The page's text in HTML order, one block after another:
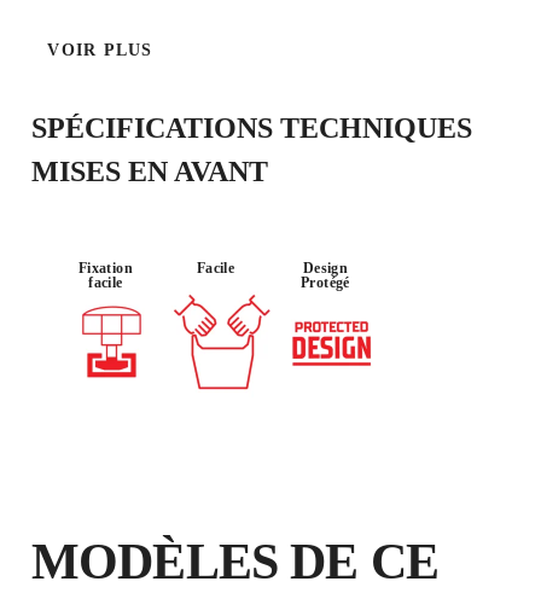
OCCASIONN
EL
EN ENREGISTRANT CE PRODUIT
DANS LE RUBI CLUB
VOIR PLUS
SPÉCIFICATIONS TECHNIQUES
MISES EN AVANT
Fixation
facile
Facile
Design
Protégé
MODÈLES DE CE